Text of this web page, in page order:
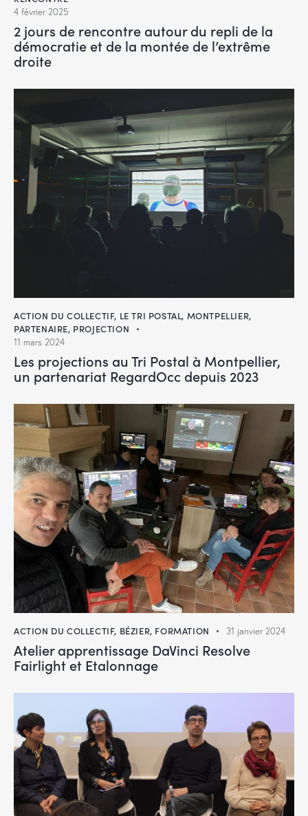
4 février 2025
2 jours de rencontre autour du repli de la
démocratie et de la montée de l’extrême
droite
ACTION DU COLLECTIF, LE TRI POSTAL, MONTPELLIER,
PARTENAIRE, PROJECTION
11 mars 2024
Les projections au Tri Postal à Montpellier,
un partenariat RegardOcc depuis 2023
ACTION DU COLLECTIF, BÉZIER, FORMATION 31 janvier 2024
Atelier apprentissage DaVinci Resolve
Fairlight et Etalonnage